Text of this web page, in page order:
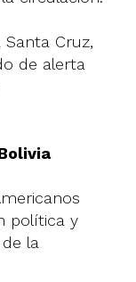
Cruz,
de alerta
política y
la